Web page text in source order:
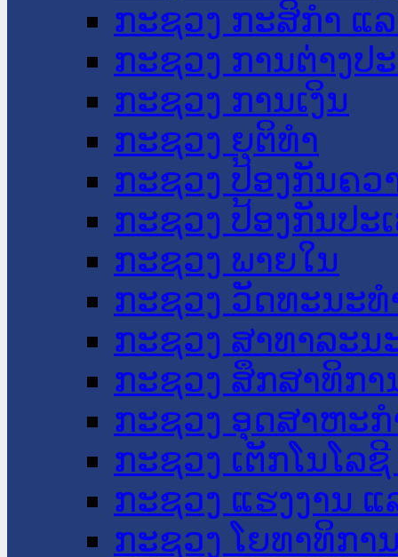
ກະຊວງ ກະສິກຳ ແ
ກະຊວງ ການຕ່າງປ
ກະຊວງ ການເງິນ
ກະຊວງ ຍຸຕິທໍາ
ກະຊວງ ປ້ອງກັນຄວ
ກະຊວງ ປ້ອງກັນປະ
ກະຊວງ ພາຍໃນ
ກະຊວງ ວັດທະນະ
ກະຊວງ ສາທາລະນ
ກະຊວງ ສຶກສາທິກາ
ກະຊວງ ອຸດສາຫະ
ກະຊວງ ເຕັກໂນໂລ
ກະຊວງ ແຮງງານ
ກະຊວງ ໂຍທາທິກາ